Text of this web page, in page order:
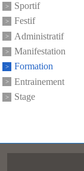
Sportif
Festif
Administratif
Manifestation
Formation
Entrainement
Stage